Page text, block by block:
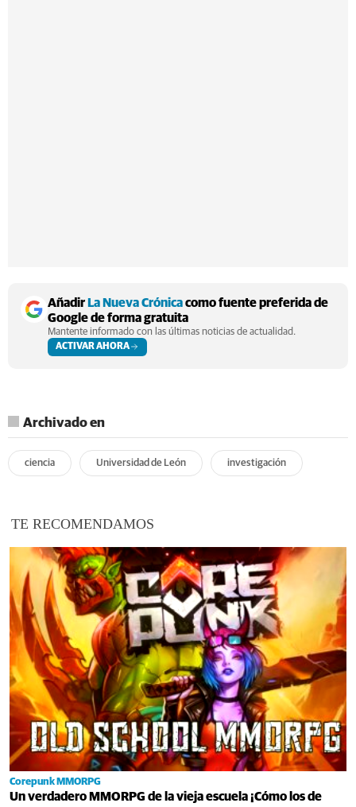
AñadirLa Nueva Crónicacomo fuente preferida de
Google de forma gratuita
Mantente informado con las últimas noticias de actualidad.
ACTIVAR AHORA
Archivado en
ciencia Universidad de León investigación
TE RECOMENDAMOS
Corepunk MMORPG
Un verdadero MMORPG de la vieja escuela ¡Cómo los de